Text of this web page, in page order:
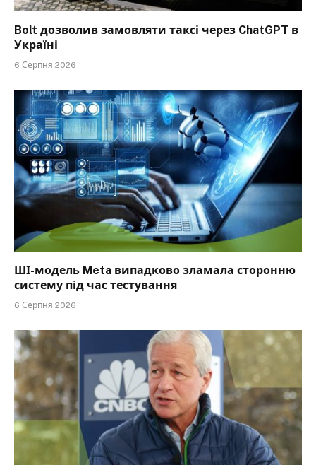
Bolt дозволив замовляти таксі через ChatGPT в
Україні
6 Серпня 2026
ШІ-модель Meta випадково зламала сторонню
систему під час тестування
6 Серпня 2026